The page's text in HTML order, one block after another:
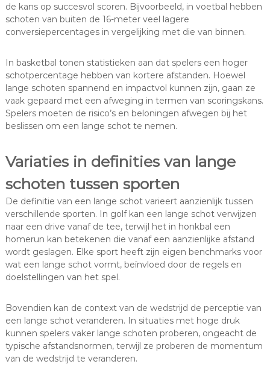
de kans op succesvol scoren. Bijvoorbeeld, in voetbal hebben
schoten van buiten de 16-meter veel lagere
conversiepercentages in vergelijking met die van binnen.
In basketbal tonen statistieken aan dat spelers een hoger
schotpercentage hebben van kortere afstanden. Hoewel
lange schoten spannend en impactvol kunnen zijn, gaan ze
vaak gepaard met een afweging in termen van scoringskans.
Spelers moeten de risico’s en beloningen afwegen bij het
beslissen om een lange schot te nemen.
Variaties in definities van lange
schoten tussen sporten
De definitie van een lange schot varieert aanzienlijk tussen
verschillende sporten. In golf kan een lange schot verwijzen
naar een drive vanaf de tee, terwijl het in honkbal een
homerun kan betekenen die vanaf een aanzienlijke afstand
wordt geslagen. Elke sport heeft zijn eigen benchmarks voor
wat een lange schot vormt, beïnvloed door de regels en
doelstellingen van het spel.
Bovendien kan de context van de wedstrijd de perceptie van
een lange schot veranderen. In situaties met hoge druk
kunnen spelers vaker lange schoten proberen, ongeacht de
typische afstandsnormen, terwijl ze proberen de momentum
van de wedstrijd te veranderen.